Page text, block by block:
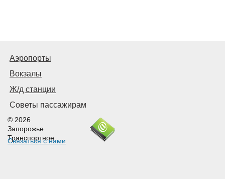
Аэропорты
Вокзалы
Ж/д станции
Советы пассажирам
© 2026
Запорожье
Транспортное
Связаться с нами